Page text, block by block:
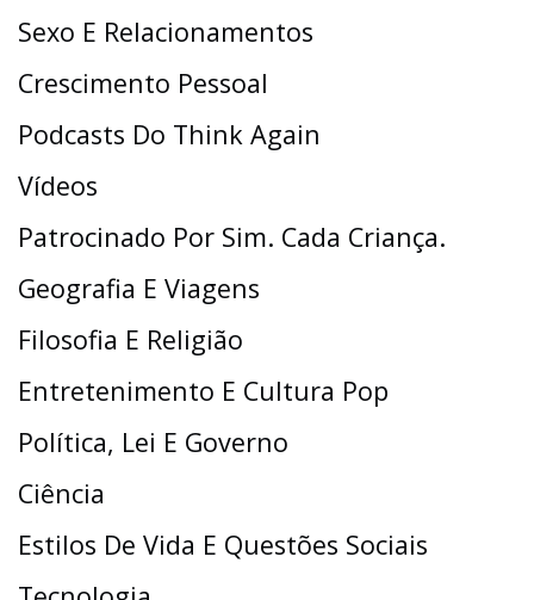
Sexo E Relacionamentos
Crescimento Pessoal
Podcasts Do Think Again
Vídeos
Patrocinado Por Sim. Cada Criança.
Geografia E Viagens
Filosofia E Religião
Entretenimento E Cultura Pop
Política, Lei E Governo
Ciência
Estilos De Vida E Questões Sociais